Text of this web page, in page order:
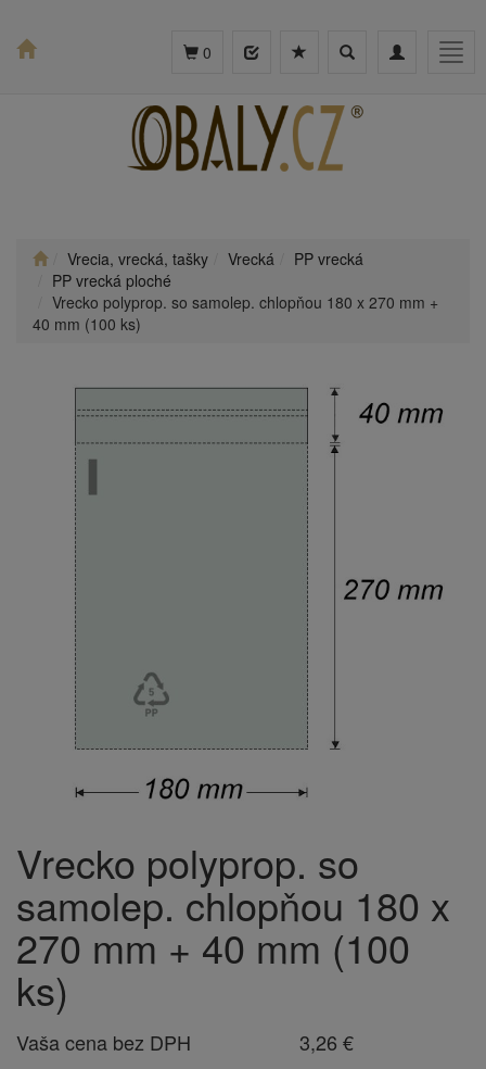
Toggle
Toggle
0
Vrecia, vrecká, tašky Vrecká
PP vrecká
PP vrecká ploché
Vrecko polyprop. so samolep. chlopňou 180 x 270 mm +
40 mm (100 ks)
Vrecko polyprop. so
samolep. chlopňou 180 x
270 mm + 40 mm (100
ks)
Vaša cena bez DPH
3,26 €